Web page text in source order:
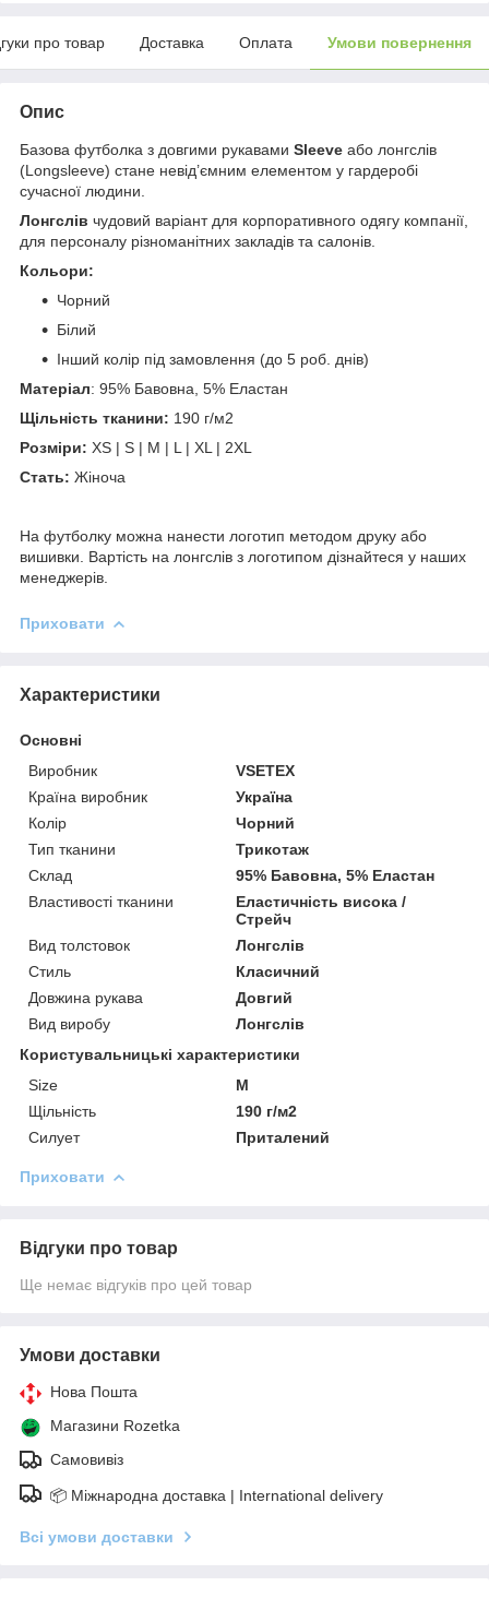
про товар Доставка Оплата Умови повернення
Опис
Базова футболка з довгими рукавами Sleeve або лонгслів
(Longsleeve) стане невід’ємним елементом у гардеробі
сучасної людини.
Лонгслів чудовий варіант для корпоративного одягу компанії,
для персоналу різноманітних закладів та салонів.
Кольори:
Чорний
Білий
Інший колір під замовлення (до 5 роб. днів)
Матеріал: 95% Бавовна, 5% Еластан
Щільність тканини: 190 г/м2
Розміри: XS | S | M | L | XL | 2XL
Стать: Жіноча
На футболку можна нанести логотип методом друку або
вишивки. Вартість на лонгслів з логотипом дізнайтеся у наших
менеджерів.
Приховати
Характеристики
Основні
Виробник
VSETEX
Країна виробник
Україна
Колір
Чорний
Тип тканини
Трикотаж
Склад
95% Бавовна, 5% Еластан
Властивості тканини
Еластичність висока /
Стрейч
Вид толстовок
Лонгслів
Стиль
Класичний
Довжина рукава
Довгий
Вид виробу
Лонгслів
Користувальницькі характеристики
Size
M
Щільність
190 г/м2
Силует
Приталений
Приховати
Відгуки про товар
Ще немає відгуків про цей товар
Умови доставки
Нова Пошта
Магазини Rozetka
Самовивіз
📦 Міжнародна доставка | International delivery
Всі умови доставки